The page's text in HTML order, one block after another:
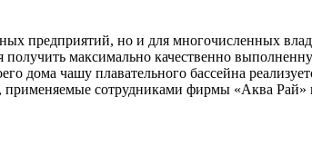
предприятий, но и для многочисленных
максимально качественно
дома чашу плавательного бассейна
применяемые сотрудниками фирмы «Аква